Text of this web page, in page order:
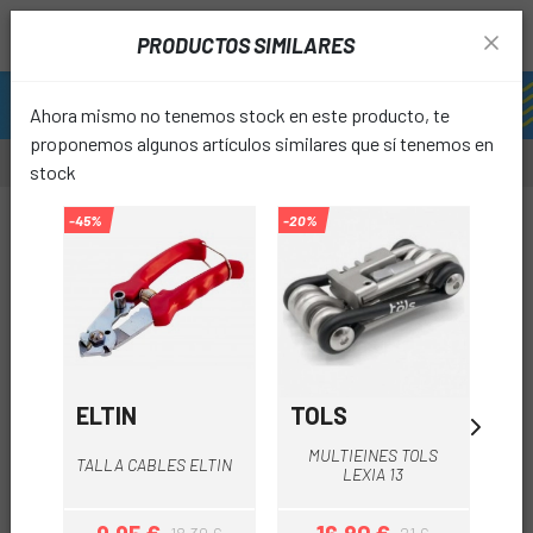
PRODUCTOS SIMILARES
Ahora mismo no tenemos stock en este producto, te
proponemos algunos artículos similares que sí tenemos en
stock
-45%
ELTIN
TALLA CABLES ELTIN
-20%
TOLS
MULTIEINES TOLS
LEXIA 13